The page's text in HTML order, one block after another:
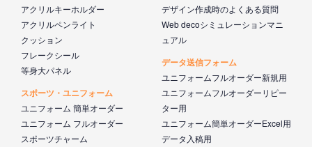
アクリルキーホルダー
アクリルペンライト
クッション
フレークシール
等身大パネル
スポーツ・ユニフォーム
ユニフォーム 簡単オーダー
ユニフォーム フルオーダー
スポーツチャーム
デザイン作成時のよくある質問
Web decoシミュレーションマニ
ュアル
データ送信フォーム
ユニフォームフルオーダー新規用
ユニフォームフルオーダーリピー
ター用
ユニフォーム簡単オーダーExcel用
データ入稿用